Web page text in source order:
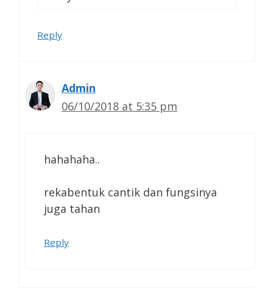
Reply
Admin
06/10/2018 at 5:35 pm
hahahaha..
rekabentuk cantik dan fungsinya
juga tahan
Reply